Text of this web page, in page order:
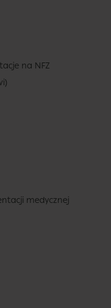
na NFZ
medycznej